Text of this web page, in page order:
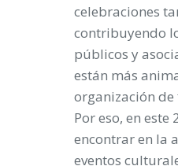
celebraciones
contribuyendo
públicos y
están más
organización de
Por eso, en este
encontrar en la
eventos